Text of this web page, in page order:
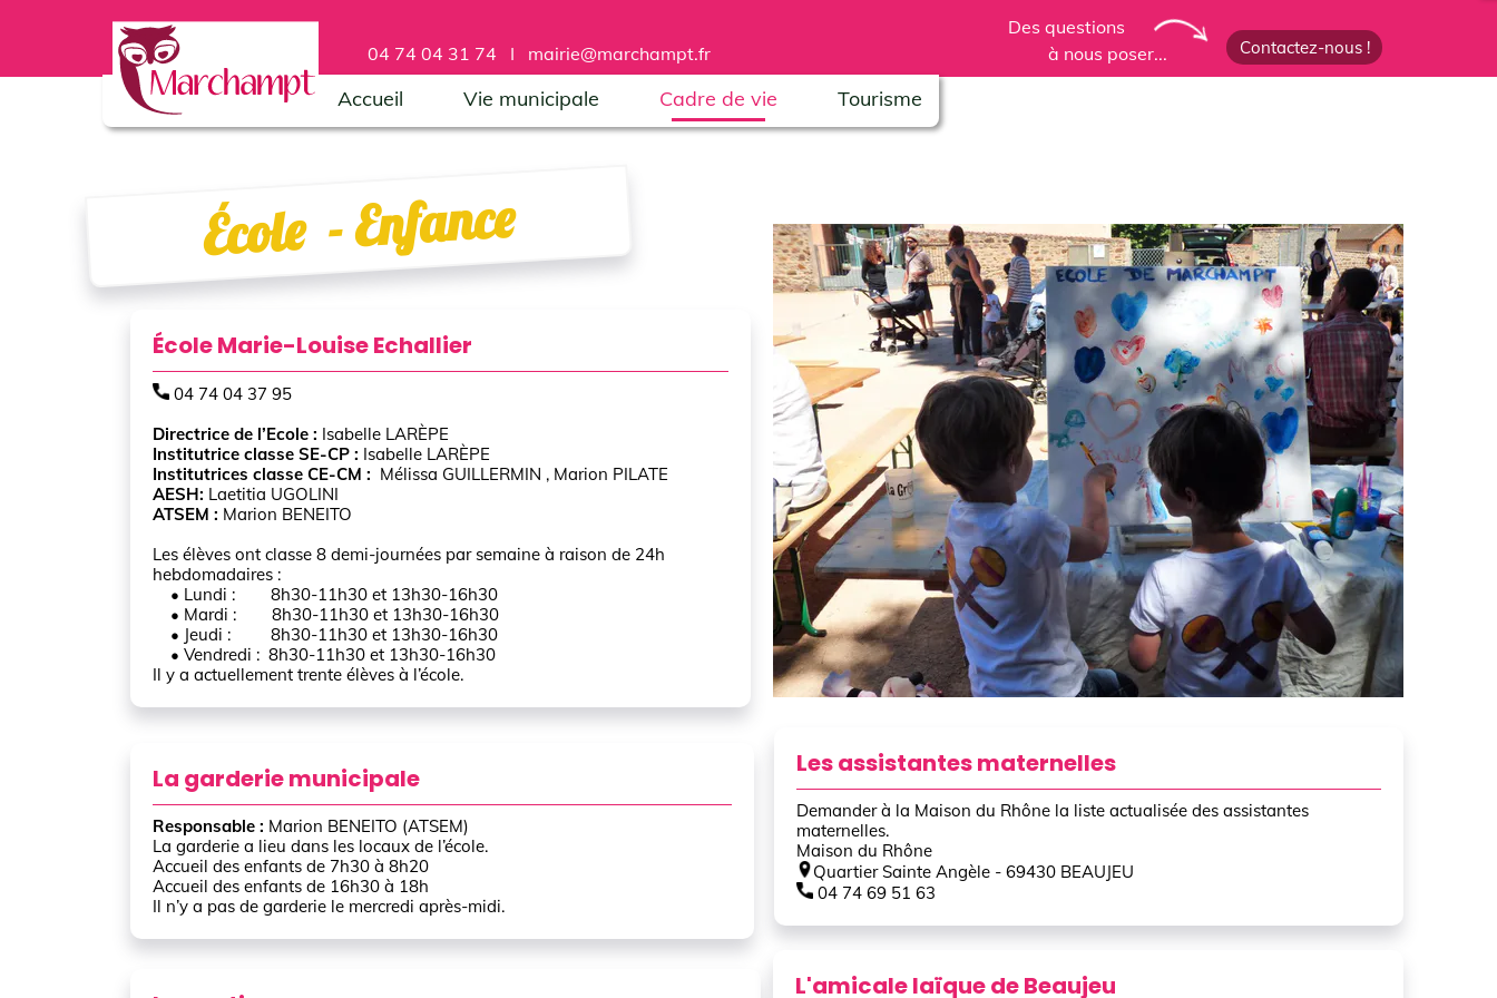
Accueil Vie municipale Cadre de vie Tourisme
Des questions
à nous poser...
04 74 04 31 74 I mairie@marchampt.fr Contactez-nous !
École - Enfance
École Marie-Louise Echallier
04 74 04 37 95
Directrice de l’Ecole : Isabelle LARÈPE
Institutrice classe SE-CP : Isabelle LARÈPE
Institutrices classe CE-CM : Mélissa GUILLERMIN , Marion PILATE
AESH: Laetitia UGOLINI
ATSEM : Marion BENEITO
Les élèves ont classe 8 demi-journées par semaine à raison de 24h
hebdomadaires :
• Lundi : 8h30-11h30 et 13h30-16h30
• Mardi : 8h30-11h30 et 13h30-16h30
• Jeudi : 8h30-11h30 et 13h30-16h30
• Vendredi : 8h30-11h30 et 13h30-16h30
Il y a actuellement trente élèves à l’école.
Les assistantes maternelles
Demander à la Maison du Rhône la liste actualisée des assistantes
maternelles.
Maison du Rhône
Quartier Sainte Angèle - 69430 BEAUJEU
04 74 69 51 63
La garderie municipale
Responsable : Marion BENEITO (ATSEM)
La garderie a lieu dans les locaux de l’école.
Accueil des enfants de 7h30 à 8h20
Accueil des enfants de 16h30 à 18h
Il n’y a pas de garderie le mercredi après-midi.
L'amicale laïque de Beaujeu